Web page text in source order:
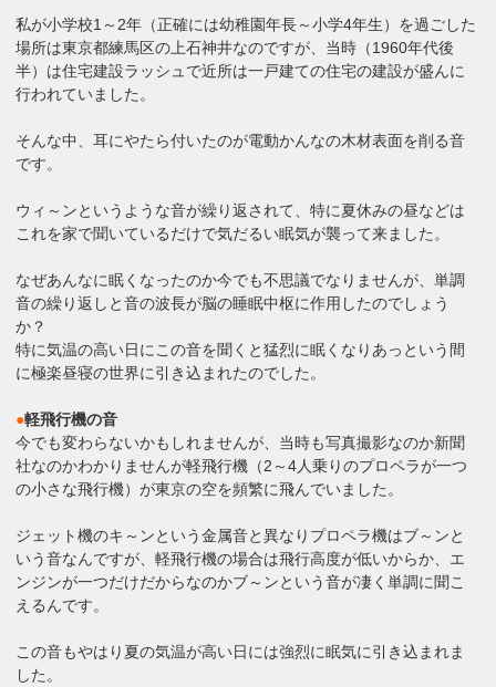
私が小学校1～2年（正確には幼稚園年長～小学4年生）を過ごした
場所は東京都練馬区の上石神井なのですが、当時（1960年代後
半）は住宅建設ラッシュで近所は一戸建ての住宅の建設が盛んに
行われていました。
そんな中、耳にやたら付いたのが電動かんなの木材表面を削る音
です。
ウィ～ンというような音が繰り返されて、特に夏休みの昼などは
これを家で聞いているだけで気だるい眠気が襲って来ました。
なぜあんなに眠くなったのか今でも不思議でなりませんが、単調
音の繰り返しと音の波長が脳の睡眠中枢に作用したのでしょう
か？
特に気温の高い日にこの音を聞くと猛烈に眠くなりあっという間
に極楽昼寝の世界に引き込まれたのでした。
●軽飛行機の音
今でも変わらないかもしれませんが、当時も写真撮影なのか新聞
社なのかわかりませんが軽飛行機（2～4人乗りのプロペラが一つ
の小さな飛行機）が東京の空を頻繁に飛んでいました。
ジェット機のキ～ンという金属音と異なりプロペラ機はブ～ンと
いう音なんですが、軽飛行機の場合は飛行高度が低いからか、エ
ンジンが一つだけだからなのかブ～ンという音が凄く単調に聞こ
えるんです。
この音もやはり夏の気温が高い日には強烈に眠気に引き込まれま
した。